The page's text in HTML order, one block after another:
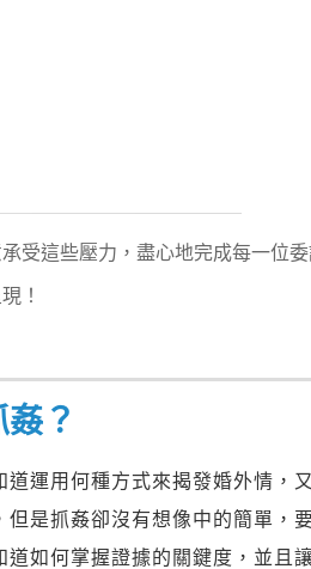
受這些壓力，盡心地完成每一位
！
？
運用何種方式來揭發婚外情，
是抓姦卻沒有想像中的簡單，
如何掌握證據的關鍵度，並且